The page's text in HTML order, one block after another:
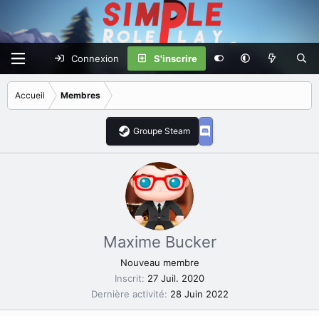
Connexion S'inscrire
Accueil Membres
Groupe Steam
Maxime Bucker
Nouveau membre
Inscrit
27 Juil. 2020
Dernière activité
28 Juin 2022